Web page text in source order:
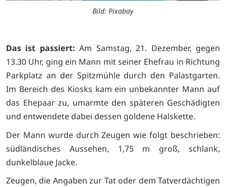
Bild: Pixabay
Das ist passiert: Am Samstag, 21. Dezember, gegen
13.30 Uhr, ging ein Mann mit seiner Ehefrau in Richtung
Parkplatz an der Spitzmühle durch den Palastgarten.
Im Bereich des Kiosks kam ein unbekannter Mann auf
das Ehepaar zu, umarmte den späteren Geschädigten
und entwendete dabei dessen goldene Halskette.
Der Mann wurde durch Zeugen wie folgt beschrieben:
südländisches Aussehen, 1,75 m groß, schlank,
dunkelblaue Jacke.
Zeugen, die Angaben zur Tat oder dem Tatverdächtigen